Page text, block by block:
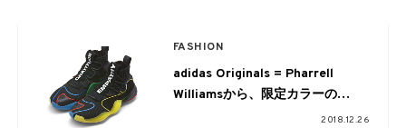
FASHION
adidas Originals = Pharrell
Williamsから、限定カラーの
「BYW LVL X」が登場。バスケシ
2018.12.26